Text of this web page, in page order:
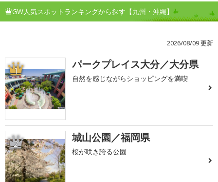
GW人気スポットランキングから探す【九州・沖縄】
2026/08/09 更新
1 パークプレイス大分／大分県
自然を感じながらショッピングを満喫
2 城山公園／福岡県
桜が咲き誇る公園